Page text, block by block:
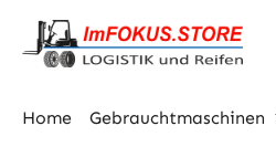
Hauptinhalt springen
Zur Suche springen
Zur Hauptnavigation springen
Home Gebrauchtmaschinen